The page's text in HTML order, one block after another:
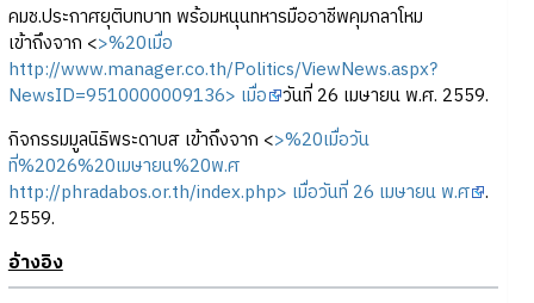
คมช.ประกาศยุติบทบาท พร้อมหนุนทหารมืออาชีพคุมกลาโหม
เข้าถึงจาก <>%20เมื่อ
http://www.manager.co.th/Politics/ViewNews.aspx?
NewsID=9510000009136> เมื่อ วันที่ 26 เมษายน พ.ศ. 2559.
กิจกรรมมูลนิธิพระดาบส เข้าถึงจาก <>%20เมื่อวัน
ที่%2026%20เมษายน%20พ.ศ
http://phradabos.or.th/index.php> เมื่อวันที่ 26 เมษายน พ.ศ .
2559.
อ้างอิง